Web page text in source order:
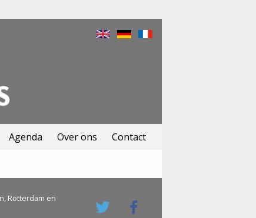
Agenda Over ons Contact
Rotterdam en